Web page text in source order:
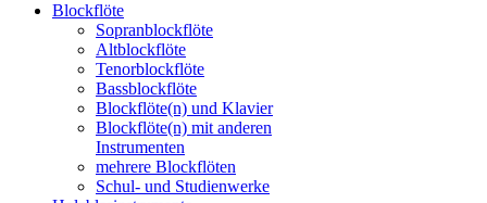
Blockflöte
Sopranblockflöte
Altblockflöte
Tenorblockflöte
Bassblockflöte
Blockflöte(n) und Klavier
Blockflöte(n) mit anderen
Instrumenten
mehrere Blockflöten
Schul- und Studienwerke